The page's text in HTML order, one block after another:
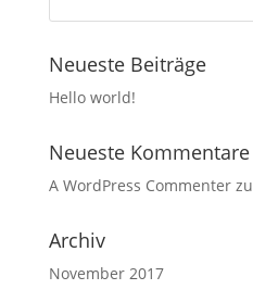
Neueste Beiträge
Hello world!
Neueste Kommentare
A WordPress Commenterzu
Archiv
November 2017